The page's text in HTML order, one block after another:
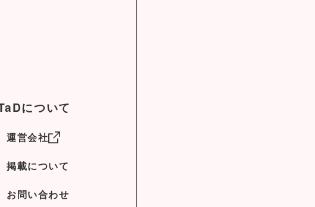
について
運営会社
掲載について
お問い合わせ